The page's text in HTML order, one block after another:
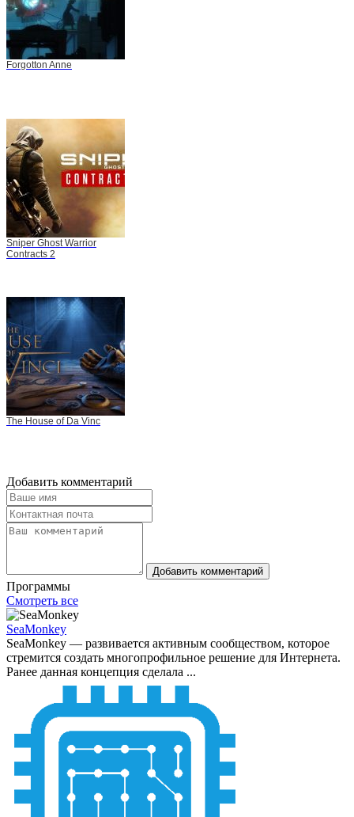
Forgotton Anne
Sniper Ghost Warrior
Contracts 2
The House of Da Vinc
Добавить комментарий
Добавить комментарий
Программы
Смотреть все
SeaMonkey
SeaMonkey — развивается активным сообществом, которое
стремится создать многопрофильное решение для Интернета.
Ранее данная концепция сделала ...